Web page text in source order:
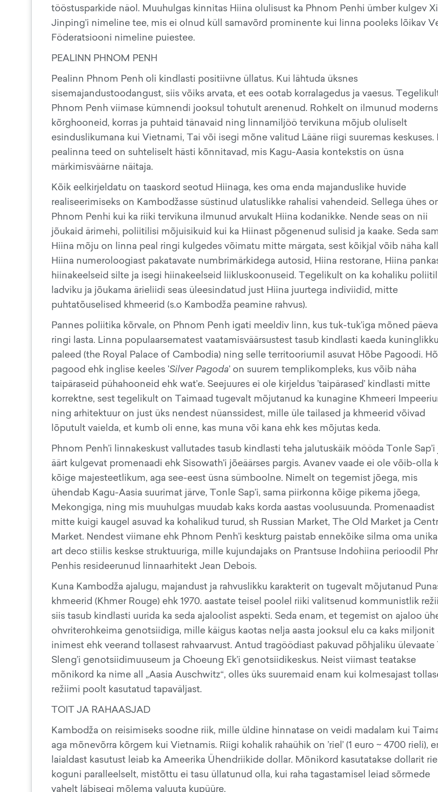
tööstusparkide näol. Muuhulgas kinnitas Hiina olulisust ka Phnom Penhi ümber kulgev Xi
Jinping’i nimeline tee, mis ei olnud küll samavõrd prominente kui linna pooleks lõikav
Föderatsiooni nimeline puiestee.
PEALINN PHNOM PENH
Pealinn Phnom Penh oli kindlasti positiivne üllatus. Kui lähtuda üksnes
sisemajandustoodangust, siis võiks arvata, et ees ootab korralagedus ja vaesus.
Phnom Penh viimase kümnendi jooksul tohutult arenenud. Rohkelt on ilmunud
kõrghooneid, korras ja puhtaid tänavaid ning linnamiljöö tervikuna mõjub oluliselt
esinduslikumana kui Vietnami, Tai või isegi mõne valitud Lääne riigi suuremas keskuses.
pealinna teed on suhteliselt hästi kõnnitavad, mis Kagu-Aasia kontekstis on üsna
märkimisväärne näitaja.
Kõik eelkirjeldatu on taaskord seotud Hiinaga, kes oma enda majanduslike huvide
realiseerimiseks on Kambodžasse süstinud ulatuslikke rahalisi vahendeid. Sellega ühes
Phnom Penhi kui ka riiki tervikuna ilmunud arvukalt Hiina kodanikke. Nende seas on nii
jõukaid ärimehi, poliitilisi mõjuisikuid kui ka Hiinast põgenenud sulisid ja kaake. Seda
Hiina mõju on linna peal ringi kulgedes võimatu mitte märgata, sest kõikjal võib näha
Hiina numeroloogiast pakatavate numbrimärkidega autosid, Hiina restorane, Hiina
hiinakeelseid silte ja isegi hiinakeelseid liikluskoonuseid. Tegelikult on ka kohaliku
ladviku ja jõukama ärieliidi seas üleesindatud just Hiina juurtega indiviidid, mitte
puhtatõuselised khmeerid (s.o Kambodža peamine rahvus).
Pannes poliitika kõrvale, on Phnom Penh igati meeldiv linn, kus tuk-tuk’iga mõned
ringi lasta. Linna populaarsematest vaatamisväärsustest tasub kindlasti kaeda kuninglikku
paleed (the Royal Palace of Cambodia) ning selle territooriumil asuvat Hõbe Pagoodi.
pagood ehk inglise keeles 'Silver Pagoda' on suurem templikompleks, kus võib näha
taipäraseid pühahooneid ehk wat’e. Seejuures ei ole kirjeldus ’taipärased’ kindlasti mitte
korrektne, sest tegelikult on Taimaad tugevalt mõjutanud ka kunagine Khmeeri
ning arhitektuur on just üks nendest nüanssidest, mille üle tailased ja khmeerid võivad
lõputult vaielda, et kumb oli enne, kas muna või kana ehk kes mõjutas keda.
Phnom Penh’i linnakeskust vallutades tasub kindlasti teha jalutuskäik mööda Tonle
äärt kulgevat promenaadi ehk Sisowath'i jõeäärses pargis. Avanev vaade ei ole võib-olla
kõige majesteetlikum, aga see-eest üsna sümboolne. Nimelt on tegemist jõega, mis
ühendab Kagu-Aasia suurimat järve, Tonle Sap’i, sama piirkonna kõige pikema jõega,
Mekongiga, ning mis muuhulgas muudab kaks korda aastas voolusuunda. Promenaadist
mitte kuigi kaugel asuvad ka kohalikud turud, sh Russian Market, The Old Market ja
Market. Nendest viimane ehk Phnom Penh’i keskturg paistab ennekõike silma oma
art deco stiilis keskse struktuuriga, mille kujundajaks on Prantsuse Indohiina perioodil
Penhis resideerunud linnaarhitekt Jean Debois.
Kuna Kambodža ajalugu, majandust ja rahvuslikku karakterit on tugevalt mõjutanud
khmeerid (Khmer Rouge) ehk 1970. aastate teisel poolel riiki valitsenud kommunistlik
siis tasub kindlasti uurida ka seda ajaloolist aspekti. Seda enam, et tegemist on ajaloo
ohvriterohkeima genotsiidiga, mille käigus kaotas nelja aasta jooksul elu ca kaks miljonit
inimest ehk veerand tollasest rahvaarvust. Antud tragöödiast pakuvad põhjaliku ülevaate
Sleng’i genotsiidimuuseum ja Choeung Ek’i genotsiidikeskus. Neist viimast teatakse
mõnikord ka nime all „Aasia Auschwitz“, olles üks suuremaid enam kui kolmesajast
režiimi poolt kasutatud tapaväljast.
TOIT JA RAHAASJAD
Kambodža on reisimiseks soodne riik, mille üldine hinnatase on veidi madalam kui
aga mõnevõrra kõrgem kui Vietnamis. Riigi kohalik rahaühik on ’riel’ (1 euro ~ 4700 rieli),
laialdast kasutust leiab ka Ameerika Ühendriikide dollar. Mõnikord kasutatakse dollarit
koguni paralleelselt, mistõttu ei tasu üllatunud olla, kui raha tagastamisel leiad sõrmede
vahelt läbisegi mõlema valuuta kupüüre.